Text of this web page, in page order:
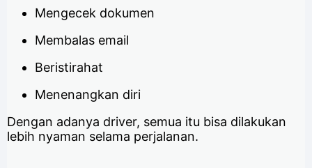
Mengecek dokumen
Membalas email
Beristirahat
Menenangkan diri
Dengan adanya driver, semua itu bisa dilakukan
lebih nyaman selama perjalanan.